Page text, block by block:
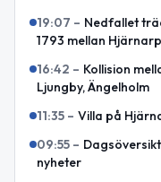
19:07 – Nedfallet
1793 mellan
16:42 – Kollision
Ljungby, Ängelholm
11:35 – Villa på
09:55 –
nyheter